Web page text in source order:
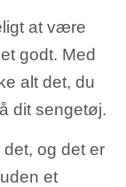
at være
godt. Med
alt det, du
dit sengetøj.
og det er
et